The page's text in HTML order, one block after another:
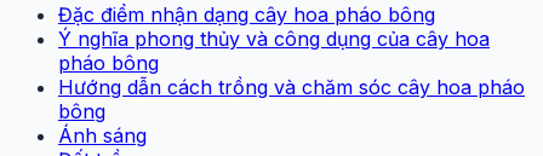
Đặc điểm nhận dạng cây hoa pháo bông
Ý nghĩa phong thủy và công dụng của cây hoa
pháo bông
Hướng dẫn cách trồng và chăm sóc cây hoa pháo
bông
Ánh sáng